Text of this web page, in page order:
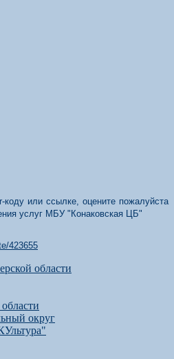
коду или ссылке, оцените пожалуйста
услуг МБУ "Конаковская ЦБ"
423655